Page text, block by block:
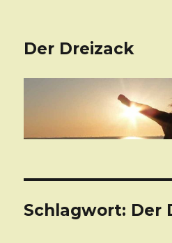
Der Dreizack
Schlagwort: Der